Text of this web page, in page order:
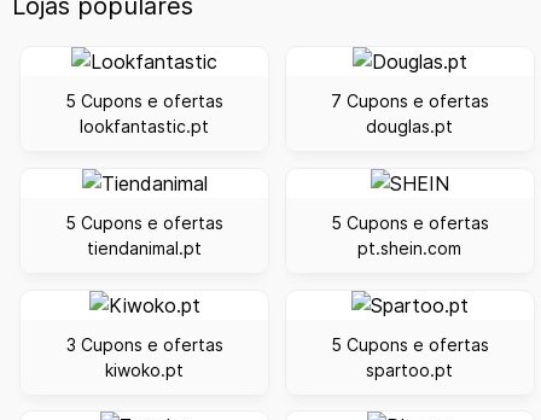
Lojas populares
5 Cupons e ofertas
lookfantastic.pt
7 Cupons e ofertas
douglas.pt
5 Cupons e ofertas
tiendanimal.pt
5 Cupons e ofertas
pt.shein.com
3 Cupons e ofertas
kiwoko.pt
5 Cupons e ofertas
spartoo.pt